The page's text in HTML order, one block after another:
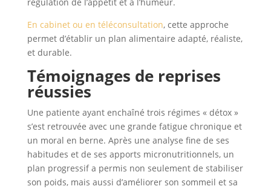
En cabinet ou en téléconsultation, cette approche
permet d’établir un plan alimentaire adapté, réaliste,
et durable.
Témoignages de reprises
réussies
Une patiente ayant enchaîné trois régimes « détox »
s’est retrouvée avec une grande fatigue chronique et
un moral en berne. Après une analyse fine de ses
habitudes et de ses apports micronutritionnels, un
plan progressif a permis non seulement de stabiliser
son poids, mais aussi d’améliorer son sommeil et sa